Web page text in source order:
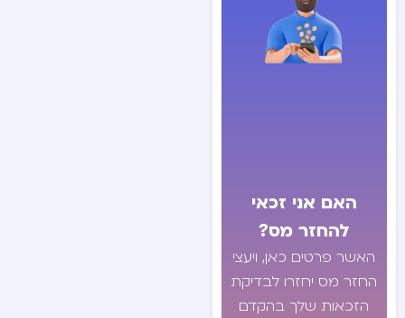
האם אני זכאי
להחזר מס?
האשר פרטים כאן, ויעצי
החזר מס יחזרו לבדיקת
הזכאות שלך בהקדם